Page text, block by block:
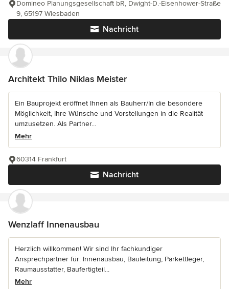
Nachricht
Domineo Planungsgesellschaft bR, Dwight-D.-Eisenhower-Straße
9, 65197 Wiesbaden
Architekt Thilo Niklas Meister
Ein Bauprojekt eröffnet Ihnen als Bauherr/In die besondere
Möglichkeit, Ihre Wünsche und Vorstellungen in die Realität
umzusetzen. Als Partner...
Mehr
Nachricht
60314 Frankfurt
Wenzlaff Innenausbau
Herzlich willkommen! Wir sind Ihr fachkundiger
Ansprechpartner für: Innenausbau, Bauleitung, Parkettleger,
Raumausstatter, Baufertigteil...
Mehr